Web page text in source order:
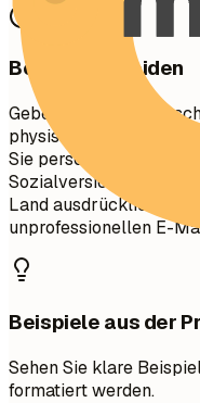
Besser vermeiden
Geben Sie aus
physische Adresse
Sie persönliche Details
Land ausdrücklich
unprofessionellen E-
Beispiele aus der
Sehen Sie klare
formatiert werden.